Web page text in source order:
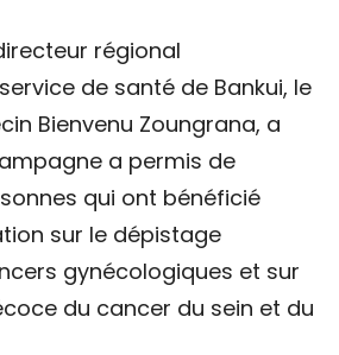
régional
de santé de Bankui, le
Bienvenu Zoungrana, a
a permis de
qui ont bénéficié
sur le dépistage
gynécologiques et sur
du cancer du sein et du